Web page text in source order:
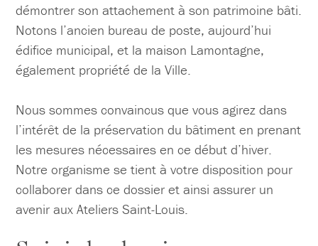
démontrer son attachement à son patrimoine bâti.
Notons l’ancien bureau de poste, aujourd’hui
édifice municipal, et la maison Lamontagne,
également propriété de la Ville.
Nous sommes convaincus que vous agirez dans
l’intérêt de la préservation du bâtiment en prenant
les mesures nécessaires en ce début d’hiver.
Notre organisme se tient à votre disposition pour
collaborer dans ce dossier et ainsi assurer un
avenir aux Ateliers Saint-Louis.